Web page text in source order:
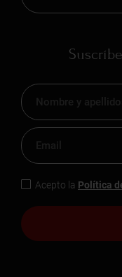
Acepto la Política